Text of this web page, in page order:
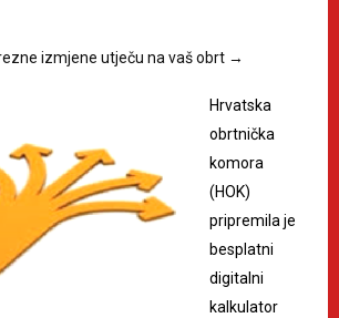
izmjene utječu na vaš obrt →
Hrvatska
obrtnička
komora
(HOK)
pripremila je
besplatni
digitalni
kalkulator